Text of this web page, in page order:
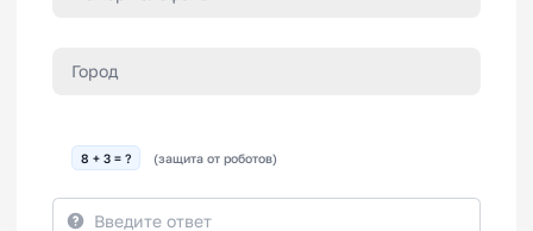
8 + 3 = ? (защита от роботов)